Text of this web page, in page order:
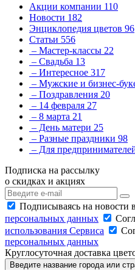
Акции компании 110
Новости 182
Энциклопедия цветов 96
Статьи 556
– Мастер-классы 22
– Свадьба 13
– Интересное 317
– Мужские и бизнес-
– Поздравления 20
– 14 февраля 27
– 8 марта 21
– День матери 25
– Разные праздники 98
– Для
Подписка на рассылку
о скидках и акциях
Подписываясь на новости
персональных данных
использования Сервиса
персональных данных
Круглосуточная доставка
Введите название города или